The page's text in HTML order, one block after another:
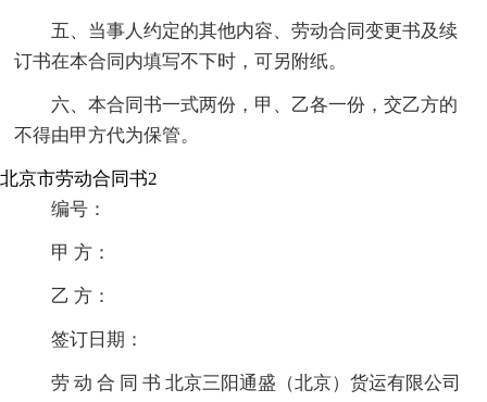
五、当事人约定的其他内容、劳动合同变更书及续
订书在本合同内填写不下时，可另附纸。
六、本合同书一式两份，甲、乙各一份，交乙方的
不得由甲方代为保管。
北京市劳动合同书2
编号：
甲 方：
乙 方：
签订日期：
劳 动 合 同 书 北京三阳通盛（北京）货运有限公司